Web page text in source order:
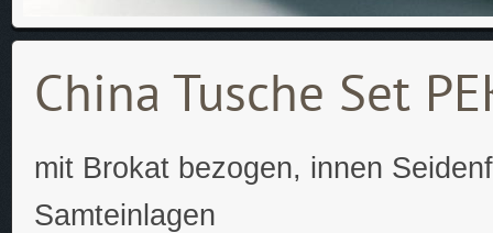
China Tusche Set
mit Brokat bezogen, innen
Samteinlagen